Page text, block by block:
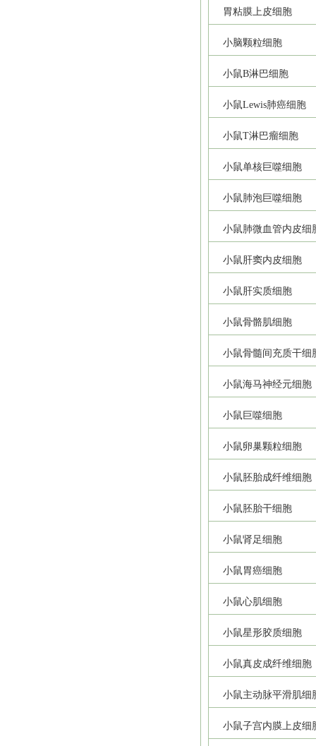
胃粘膜上皮细胞
小脑颗粒细胞
小鼠B淋巴细胞
小鼠Lewis肺癌细胞
小鼠T淋巴瘤细胞
小鼠单核巨噬细胞
小鼠肺泡巨噬细胞
小鼠肺微血管内皮细
小鼠肝窦内皮细胞
小鼠肝实质细胞
小鼠骨骼肌细胞
小鼠骨髓间充质干细
小鼠海马神经元细胞
小鼠巨噬细胞
小鼠卵巢颗粒细胞
小鼠胚胎成纤维细胞
小鼠胚胎干细胞
小鼠肾足细胞
小鼠胃癌细胞
小鼠心肌细胞
小鼠星形胶质细胞
小鼠真皮成纤维细胞
小鼠主动脉平滑肌细
小鼠子宫内膜上皮细